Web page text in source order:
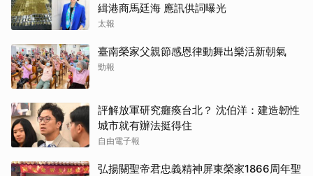
緝港商馬廷海 應訊供詞曝光
太報
臺南榮家父親節感恩律動舞出樂活新朝氣
勁報
評解放軍研究癱瘓台北？ 沈伯洋：建造韌性
城市就有辦法挺得住
自由電子報
弘揚關聖帝君忠義精神屏東榮家1866周年聖